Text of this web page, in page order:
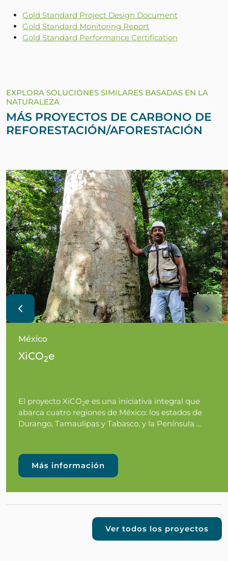
Gold Standard Project Design Document
Gold Standard Monitoring Report
Gold Standard Performance Certification
EXPLORA SOLUCIONES SIMILARES BASADAS EN LA
NATURALEZA
MÁS PROYECTOS DE CARBONO DE
REFORESTACIÓN/AFORESTACIÓN
México
XiCO2e
El proyecto XiCO2e es una iniciativa integral que
abarca cuatro regiones de México: los estados de
Durango, Tamaulipas y Tabasco, y la Península ...
Más información
Ver todos los proyectos